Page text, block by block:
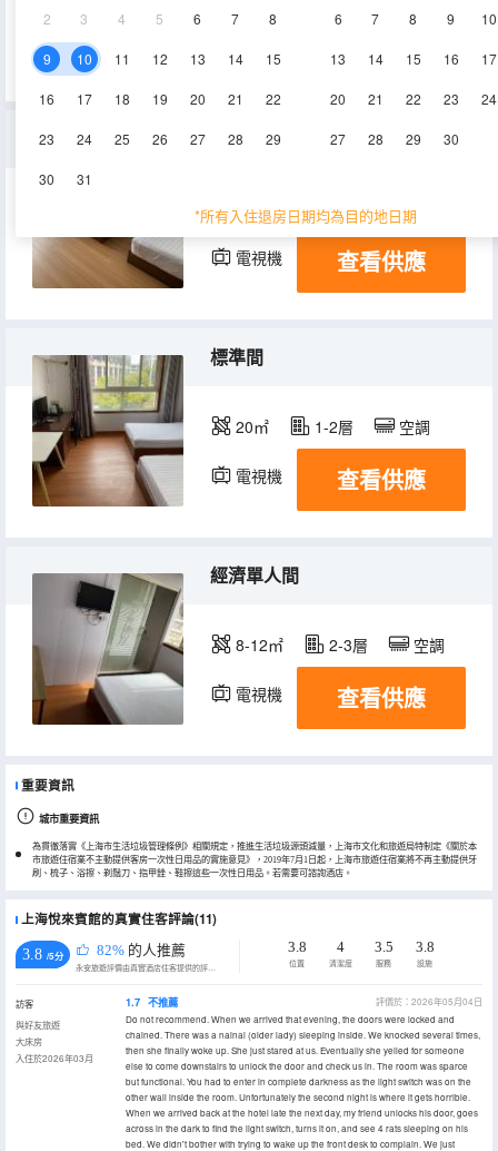
2 3 4 5 6 7 8
9 10 11 12 13 14 15
16 17 18 19 20 21 22
23 24 25 26 27 28 29
30 31
6 7 8 9 10
13 14 15 16 17
20 21 22 23 24
27 28 29 30
*所有入住退房日期均為目的地日期
三人間
25㎡ 3層 空調
電視機 查看供應
標準間
20㎡ 1-2層 空調
電視機 查看供應
經濟單人間
8-12㎡ 2-3層 空調
電視機 查看供應
重要資訊
城市重要資訊
為貫徹落實《上海市生活垃圾管理條例》相關規定，推進生活垃圾源頭減量，上海市文化和旅遊局特制定《關於本
市旅遊住宿業不主動提供客房一次性日用品的實施意見》，2019年7月1日起，上海市旅遊住宿業將不再主動提供牙
刷、梳子、浴擦、剃鬚刀、指甲銼、鞋擦這些一次性日用品。若需要可諮詢酒店。
上海悅來賓館的真實住客評論(11)
3.8 /5分 82% 的人推薦
永安旅遊評價由真實酒店住客提供的評價。
3.8
位置
4
清潔度
3.5
服務
3.8
設施
訪客
與好友旅遊
大床房
入住於2026年03月
1.7 不推薦
評價於：2026年05月04日
Do not recommend. When we arrived that evening, the doors were locked and
chained. There was a nainai (older lady) sleeping inside. We knocked several times,
then she finally woke up. She just stared at us. Eventually she yelled for someone
else to come downstairs to unlock the door and check us in. The room was sparce
but functional. You had to enter in complete darkness as the light switch was on the
other wall inside the room. Unfortunately the second night is where it gets horrible.
When we arrived back at the hotel late the next day, my friend unlocks his door, goes
across in the dark to find the light switch, turns it on, and see 4 rats sleeping on his
bed. We didn't bother with trying to wake up the front desk to complain. We just